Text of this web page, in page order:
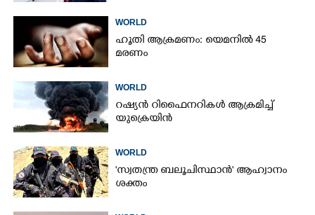
WORLD
ഹൂതി ആക്രമണം: യെമനിൽ 45
മരണം
WORLD
റഷ്യൻ റിഫൈനറികൾ ആക്രമിച്ച്
യുക്രെയിൻ
WORLD
'സ്വതന്ത്ര ബലൂചിസ്ഥാൻ' ആഹ്വാനം
ശക്തം